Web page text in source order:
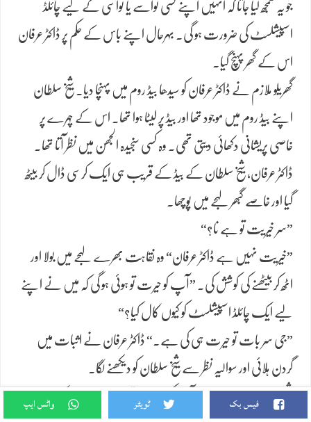
فیس بک ٹویٹر واٹس ایپ
جو یہ سمجھ لیا جاتا کہ انہیں اپنے کسی نواسے یا نواسی کے لیے چائلڈ
اسپیشلسٹ کی ضرورت ہو گی۔ بہرحال اپنے باس کے حکم پر ڈاکٹر عرفان
اس کے گھر پہنچ گیا۔
​گھریلو ملازم نے ڈاکٹر عرفان کو سیدھا بیڈ روم میں پہنچا دیا۔ شیخ سلطان
اپنے بیڈ روم میں موجود تھا اور بیڈ پر لیٹا ہوا تھا۔ اس کے چہرے پر
خاصی پریشانی دکھائی دیتی تھی۔ وہ کسی سنجیدہ الجھن میں نظر آتا تھا۔
​ڈاکٹر عرفان، شیخ سلطان کے بیڈ کے قریب ہی ایک کرسی ڈال کر بیٹھ
گیا اور خاصے گبھر لہجے میں پوچھا۔
​”سر خیریت تو ہے نا؟“
​”خیریت نہیں ہے ڈاکٹر عرفان“ وہ نقاہت بھرے لہجے میں بولا اور
اٹھ کر بیٹھنے کی کوشش کی۔ ”آپ کو حیرت تو ہوئی ہو گی کہ میں نے اپنے
لیے ایک چائلڈ اسپیشلسٹ کو کیوں کال کیا؟“
​”جی سر بات تو حیرت ہی کی ہے۔“ ڈاکٹر عرفان نے اثبات میں
گردن ہلائی اور سوالیہ نظر سے شیخ سلطان کو دیکھنے لگا۔